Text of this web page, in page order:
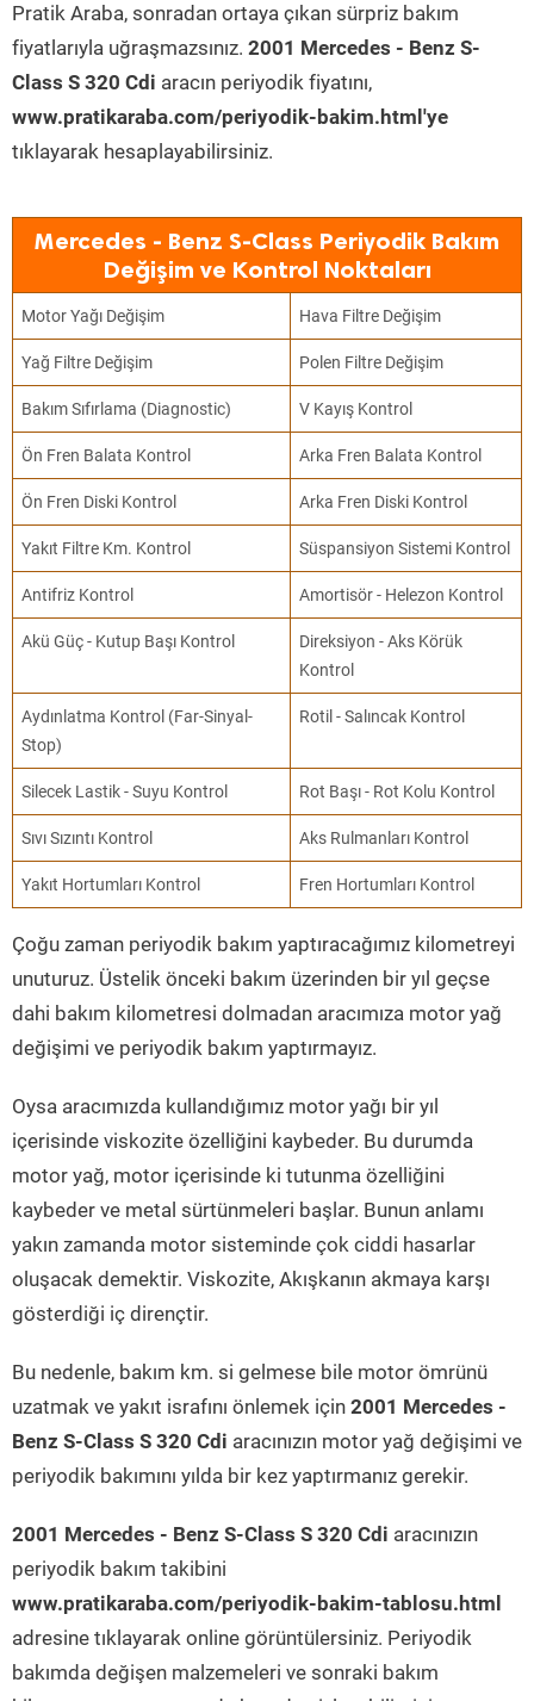
Pratik Araba, sonradan ortaya çıkan sürpriz bakım
fiyatlarıyla uğraşmazsınız. 2001 Mercedes - Benz S-
Class S 320 Cdi aracın periyodik fiyatını,
www.pratikaraba.com/periyodik-bakim.html'ye
tıklayarak hesaplayabilirsiniz.
Mercedes - Benz S-Class Periyodik Bakım
Değişim ve Kontrol Noktaları
Motor Yağı Değişim Hava Filtre Değişim
Yağ Filtre Değişim Polen Filtre Değişim
Bakım Sıfırlama (Diagnostic) V Kayış Kontrol
Ön Fren Balata Kontrol Arka Fren Balata Kontrol
Ön Fren Diski Kontrol Arka Fren Diski Kontrol
Yakıt Filtre Km. Kontrol Süspansiyon Sistemi Kontrol
Antifriz Kontrol Amortisör - Helezon Kontrol
Akü Güç - Kutup Başı Kontrol
Direksiyon - Aks Körük
Kontrol
Aydınlatma Kontrol (Far-Sinyal-
Stop)
Rotil - Salıncak Kontrol
Silecek Lastik - Suyu Kontrol Rot Başı - Rot Kolu Kontrol
Sıvı Sızıntı Kontrol Aks Rulmanları Kontrol
Yakıt Hortumları Kontrol Fren Hortumları Kontrol
Çoğu zaman periyodik bakım yaptıracağımız kilometreyi
unuturuz. Üstelik önceki bakım üzerinden bir yıl geçse
dahi bakım kilometresi dolmadan aracımıza motor yağ
değişimi ve periyodik bakım yaptırmayız.
Oysa aracımızda kullandığımız motor yağı bir yıl
içerisinde viskozite özelliğini kaybeder. Bu durumda
motor yağ, motor içerisinde ki tutunma özelliğini
kaybeder ve metal sürtünmeleri başlar. Bunun anlamı
yakın zamanda motor sisteminde çok ciddi hasarlar
oluşacak demektir. Viskozite, Akışkanın akmaya karşı
gösterdiği iç dirençtir.
Bu nedenle, bakım km. si gelmese bile motor ömrünü
uzatmak ve yakıt israfını önlemek için 2001 Mercedes -
Benz S-Class S 320 Cdi aracınızın motor yağ değişimi ve
periyodik bakımını yılda bir kez yaptırmanız gerekir.
2001 Mercedes - Benz S-Class S 320 Cdi aracınızın
periyodik bakım takibini
www.pratikaraba.com/periyodik-bakim-tablosu.html
adresine tıklayarak online görüntülersiniz. Periyodik
bakımda değişen malzemeleri ve sonraki bakım